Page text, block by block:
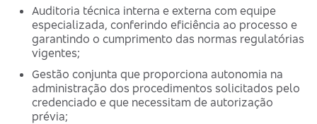
Auditoria técnica interna e externa com equipe
especializada, conferindo eficiência ao processo e
garantindo o cumprimento das normas regulatórias
vigentes;
Gestão conjunta que proporciona autonomia na
administração dos procedimentos solicitados pelo
credenciado e que necessitam de autorização
prévia;